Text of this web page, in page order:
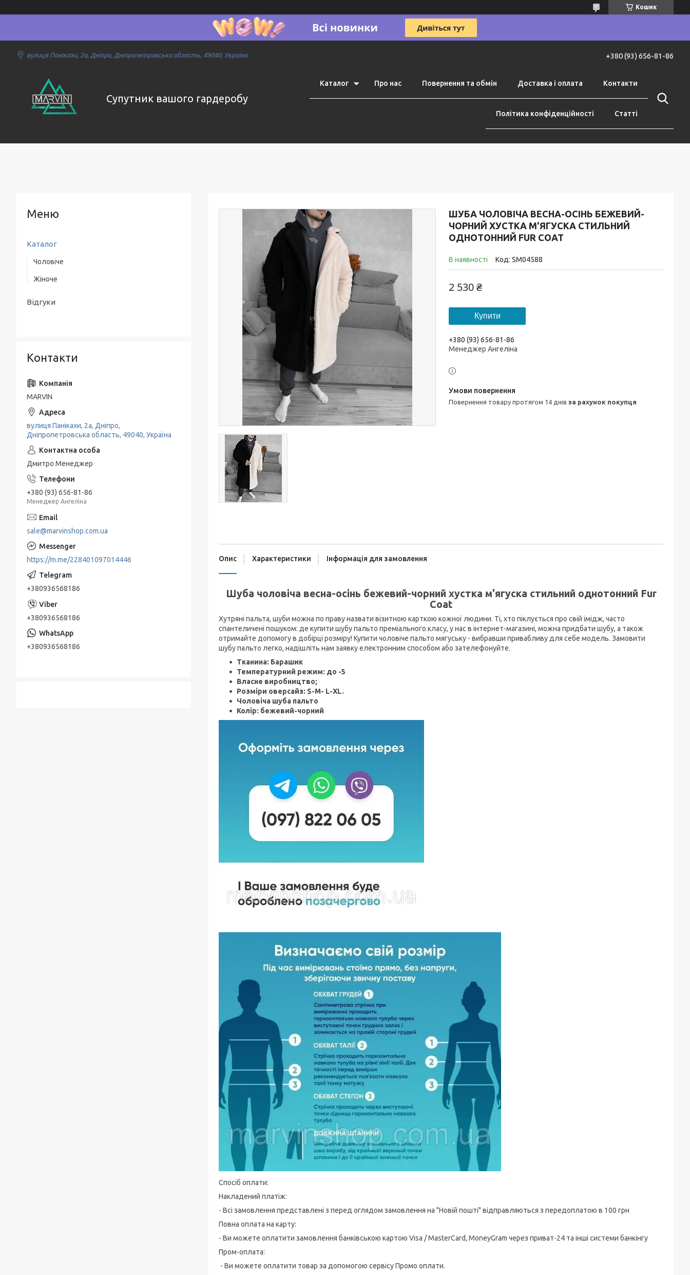
Кошик
вулиця Панікахи, 2а, Дніпро, Дніпропетровська область, 49040, Україна +380 (93) 656-81-86
Супутник вашого гардеробу
Каталог Про нас Повернення та обмін Доставка і оплата Контакти
Політика конфіденційності Статті
ШУБА ЧОЛОВІЧА ВЕСНА-ОСІНЬ БЕЖЕВИЙ-
ЧОРНИЙ ХУСТКА М'ЯГУСКА СТИЛЬНИЙ
ОДНОТОННИЙ FUR COAT
В наявності Код: SM04588
2 530 ₴
Купити
+380 (93) 656-81-86
Менеджер Ангеліна
повернення товару протягом 14 днів за рахунок покупця
Опис Характеристики Інформація для замовлення
Шуба чоловіча весна-осінь бежевий-чорний хустка м'ягуска стильний однотонний Fur
Coat
Хутряні пальта, шуби можна по праву назвати візитною карткою кожної людини. Ті, хто піклується про свій імідж, часто
спантеличені пошуком: де купити шубу пальто преміального класу, у нас в інтернет-магазині, можна придбати шубу, а також
отримайте допомогу в добірці розміру! Купити чоловіче пальто мягуську - вибравши привабливу для себе модель. Замовити
шубу пальто легко, надішліть нам заявку електронним способом або зателефонуйте.
Тканина: Барашик
Температурний режим: до -5
Власне виробництво;
Розміри оверсайз: S-M- L-XL.
Чоловіча шуба пальто
Колір: бежевий-чорний
Спосіб оплати:
Накладений платіж:
- Всі замовлення представлені з перед оглядом замовлення на "Новій пошті" відправляються з передоплатою в 100 грн
Повна оплата на карту:
- Ви можете оплатити замовлення банківською картою Visa / MasterCard, MoneyGram через приват-24 та інші системи банкінгу
Пром-оплата:
- Ви можете оплатити товар за допомогою сервісу Промо оплати.
Каталог
Чоловіче
Верхній одяг
Жіноче
Відгуки
Контакти
MARVIN
вулиця Панікахи, 2а, Дніпро,
Дніпропетровська область, 49040, Україна
Дмитро Менеджер
+380 (93) 656-81-86
Менеджер Ангеліна
sale@marvinshop.com.ua
https://m.me/228401097014446
+380936568186
+380936568186
+380936568186